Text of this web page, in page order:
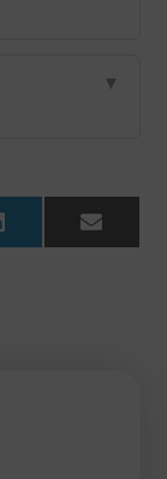
▼
LinkedIn Email